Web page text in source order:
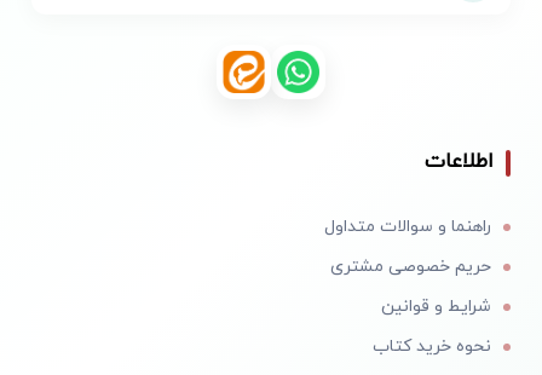
اطلاعات
راهنما و سوالات متداول
حریم خصوصی مشتری
شرایط و قوانین
نحوه خرید کتاب